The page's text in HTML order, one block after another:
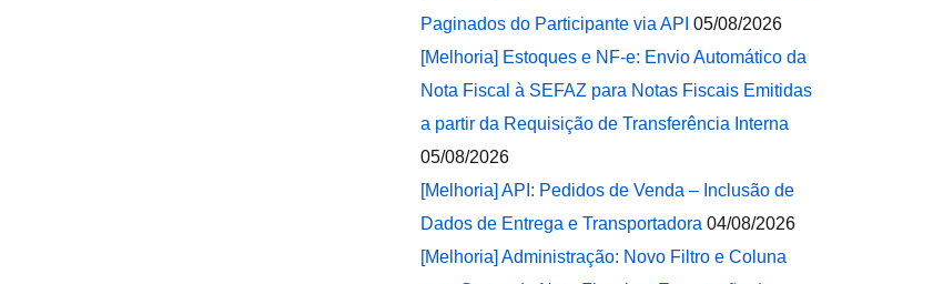
Paginados do Participante via API 05/08/2026
[Melhoria] Estoques e NF-e: Envio Automático da
Nota Fiscal à SEFAZ para Notas Fiscais Emitidas
a partir da Requisição de Transferência Interna
05/08/2026
[Melhoria] API: Pedidos de Venda – Inclusão de
Dados de Entrega e Transportadora 04/08/2026
[Melhoria] Administração: Novo Filtro e Coluna